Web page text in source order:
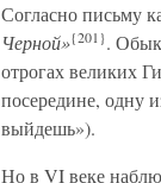
Согласно письму
Черной»{201}.
отрогах великих
посередине,
выйдешь»).
Но в VI веке